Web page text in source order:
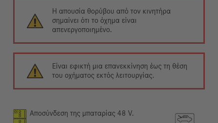
Η απουσία θορύβου από τον κινητήρα
σημαίνει ότι το όχημα είναι
απενεργοποιημένο.
Είναι εφικτή μια επανεκκίνηση έως τη θέση
του οχήματος εκτός λειτουργίας.
Αποσύνδεση της μπαταρίας 48 V.